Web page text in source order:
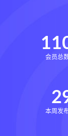
会员总
本周发